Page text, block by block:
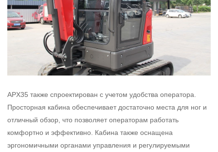
APX35 также спроектирован с учетом удобства оператора.
Просторная кабина обеспечивает достаточно места для ног и
отличный обзор, что позволяет операторам работать
комфортно и эффективно. Кабина также оснащена
эргономичными органами управления и регулируемыми